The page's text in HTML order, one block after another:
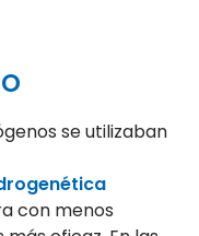
se utilizaban
con menos